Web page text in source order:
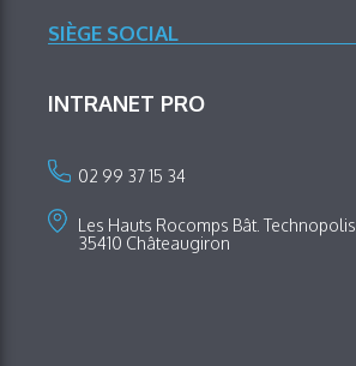
SIÈGE SOCIAL
INTRANET PRO
02 99 37 15 34
Les Hauts Rocomps Bât. Technopolis
35410 Châteaugiron